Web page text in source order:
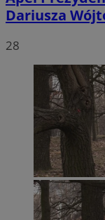
Dariusza
28